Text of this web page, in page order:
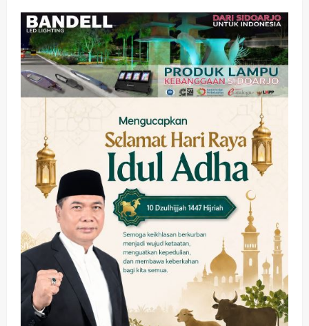
2
PWI dan Sapma PP Sidoarjo
Memanaskan Mesin Menuju Piala
Soccer
wartanusa 5 Agustus 2026
Ekonomi Hiburan Pemerintahan
HOT NEWS: Ribuan Warga Wage
Tumplek Blek di Bazar Rakyat Jalan
Jambu, Borong Kuliner UMKM Sambil
Nonton Jaranan!
wartanusa 4 Agustus 2026
4
Keagamaan Pemerintahan
Pemkab Sidoarjo & Muhammadiyah
Sinergi Permudah Perizinan, Wakaf,
hingga Hibah
wartanusa 4 Agustus 2026
Keagamaan Pemerintahan
Hadir di Pengajian Qurrota A’yun,
Wabup Sidoarjo Minta Doa Jamaah
Agar Tetap Amanah Memimpin